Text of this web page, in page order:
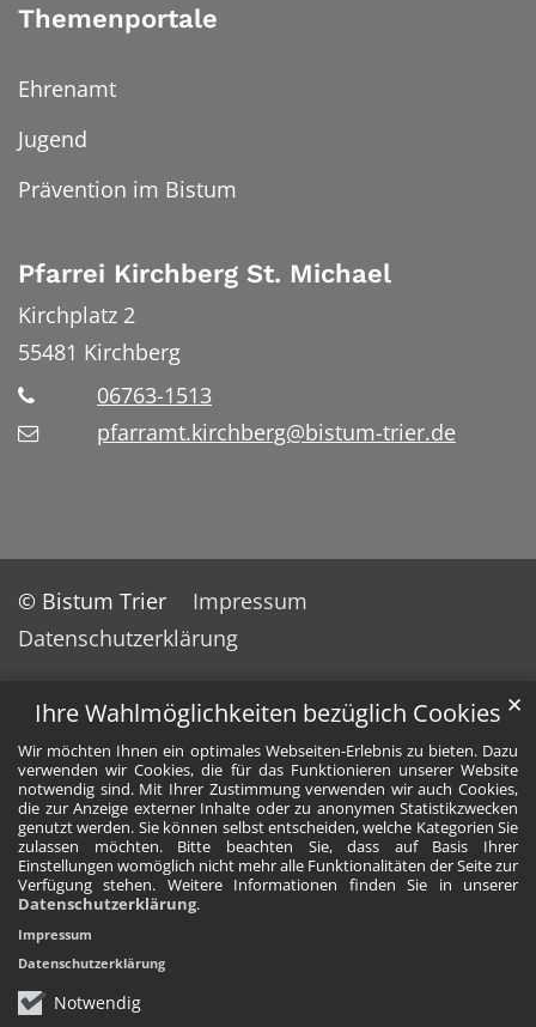
Ihre Wahlmöglichkeiten bezüglich Cookies
Wir möchten Ihnen ein optimales Webseiten-Erlebnis zu bieten. Dazu
verwenden wir Cookies, die für das Funktionieren unserer Website
notwendig sind. Mit Ihrer Zustimmung verwenden wir auch Cookies,
die zur Anzeige externer Inhalte oder zu anonymen Statistikzwecken
genutzt werden. Sie können selbst entscheiden, welche Kategorien Sie
zulassen möchten. Bitte beachten Sie, dass auf Basis Ihrer
Einstellungen womöglich nicht mehr alle Funktionalitäten der Seite zur
Verfügung stehen. Weitere Informationen finden Sie in unserer
Datenschutzerklärung.
Notwendig
✕
Impressum
Datenschutzerklärung
Themenportale
Ehrenamt
Jugend
Prävention im Bistum
Pfarrei Kirchberg St. Michael
Kirchplatz 2
55481 Kirchberg
06763-1513
pfarramt.kirchberg@bistum-trier.de
© Bistum Trier
Impressum
Datenschutzerklärung